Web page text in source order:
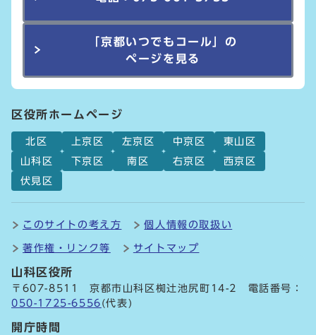
「京都いつでもコール」の
ページを見る
区役所ホームページ
北区 上京区 左京区 中京区
東山区
山科区
下京区 南区 右京区
西京区
伏見区
このサイトの考え方 個人情報の取扱い
著作権・リンク等 サイトマップ
山科区役所
〒607-8511 京都市山科区椥辻池尻町14-2 電話番号：
050-1725-6556 (代表)
開庁時間